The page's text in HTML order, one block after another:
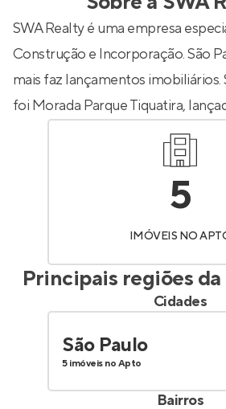
SWA Realty é uma empresa
Construção e Incorporação. São
mais faz lançamentos
foi Morada Parque Tiquatira,
5
IMÓVEIS NO
Principais regiões da
Cidades
São Paulo
5 imóveis no Apto
Bairros